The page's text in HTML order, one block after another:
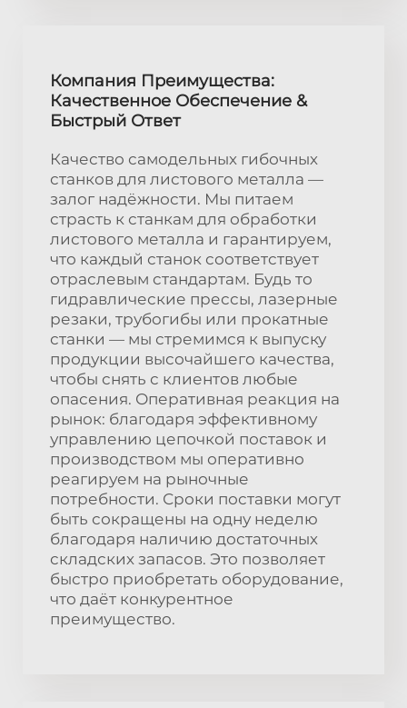
Компания Преимущества:
Качественное Обеспечение &
Быстрый Ответ
Качество самодельных гибочных
станков для листового металла —
залог надёжности. Мы питаем
страсть к станкам для обработки
листового металла и гарантируем,
что каждый станок соответствует
отраслевым стандартам. Будь то
гидравлические прессы, лазерные
резаки, трубогибы или прокатные
станки — мы стремимся к выпуску
продукции высочайшего качества,
чтобы снять с клиентов любые
опасения. Оперативная реакция на
рынок: благодаря эффективному
управлению цепочкой поставок и
производством мы оперативно
реагируем на рыночные
потребности. Сроки поставки могут
быть сокращены на одну неделю
благодаря наличию достаточных
складских запасов. Это позволяет
быстро приобретать оборудование,
что даёт конкурентное
преимущество.